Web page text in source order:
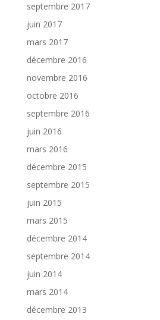
septembre 2017
juin 2017
mars 2017
décembre 2016
novembre 2016
octobre 2016
septembre 2016
juin 2016
mars 2016
décembre 2015
septembre 2015
juin 2015
mars 2015
décembre 2014
septembre 2014
juin 2014
mars 2014
décembre 2013